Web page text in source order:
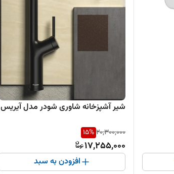
شیر آشپزخانه شاوری شودر مدل آیریس
20,300,000
15%
17,255,000
افزودن به سبد